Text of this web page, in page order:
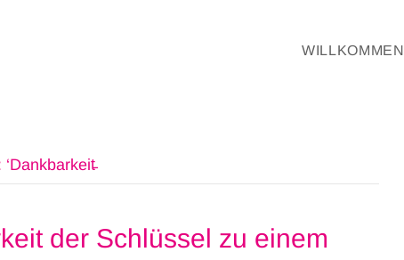
WILLKOMMEN
der Schlüssel zu einem